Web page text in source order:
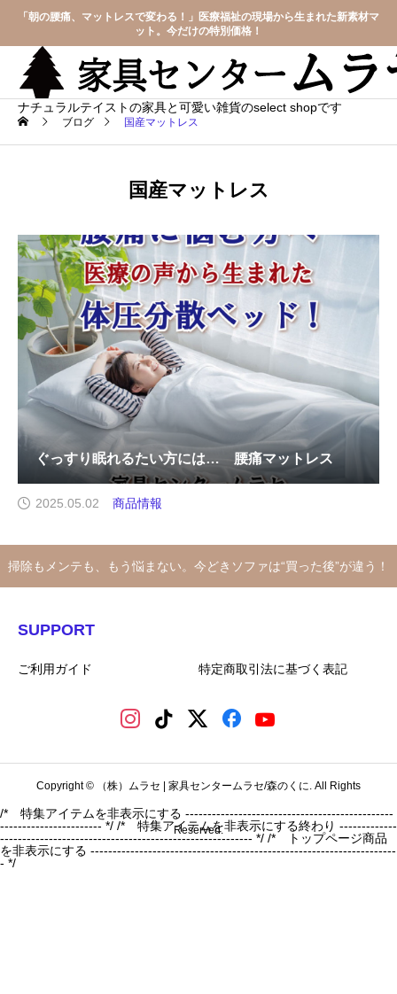
「朝の腰痛、マットレスで変わる！」医療福祉の現場から生まれた新素材マ
ット。今だけの特別価格！
ナチュラルテイストの家具と可愛い雑貨のselect shopです
ブログ 国産マットレス
国産マットレス
ぐっすり眠れるたい方には… 腰痛マットレス
2025.05.02 商品情報
掃除もメンテも、もう悩まない。今どきソファは“買った後”が違う！
SUPPORT
ご利用ガイド 特定商取引法に基づく表記
Copyright © （株）ムラセ | 家具センタームラセ/森のくに. All Rights
Reserved.
/* 特集アイテムを非表示にする -----------------------------------------------
----------------------- */ /* 特集アイテムを非表示にする終わり -------------
--------------------------------------------------------- */ /* トップページ商品
を非表示にする ---------------------------------------------------------------------
- */